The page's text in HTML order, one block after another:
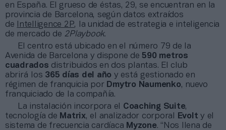
en España. El grueso de éstas, 29, se encuentran en la
provincia de Barcelona, según datos extraídos
de
Intelligence 2P, la unidad de estrategia e inteligencia
de mercado de 2Playbook.
El centro está ubicado en el número 79 de la
Avenida de Barcelona y dispone de 590 metros
cuadrados distribuidos en dos plantas. El club
abrirá los 365 días del año y está gestionado en
régimen de franquicia por Dmytro Naumenko, nuevo
franquiciado de la compañía.
La instalación incorpora el Coaching Suite,
tecnología de Matrix, el analizador corporal Evolt y el
sistema de frecuencia cardíaca Myzone. “Nos llena de